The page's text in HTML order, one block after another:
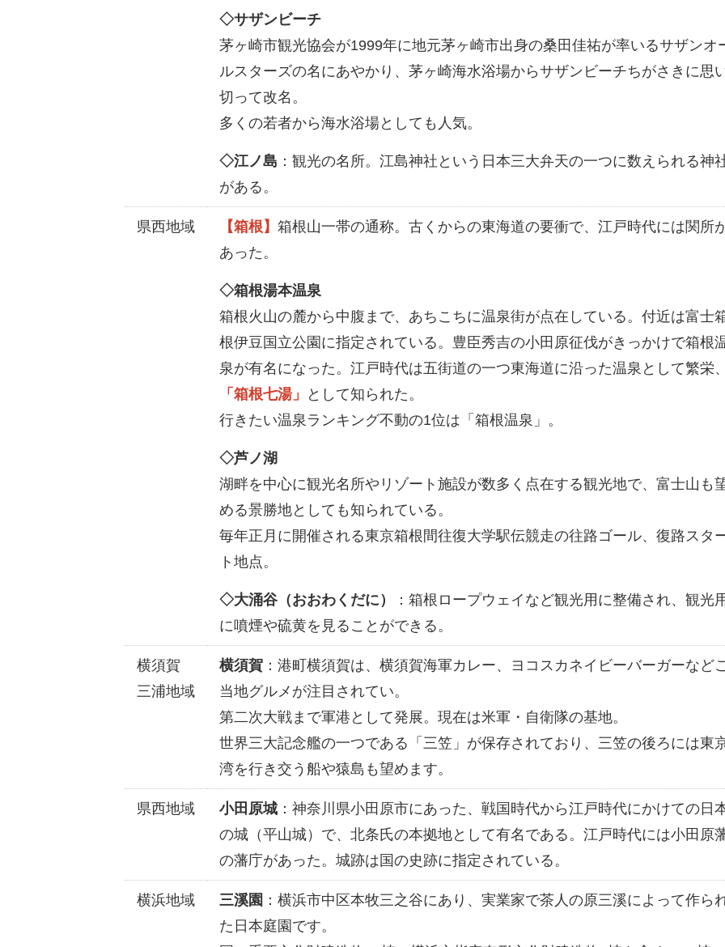
◇サザンビーチ
茅ヶ崎市観光協会が1999年に地元茅ヶ崎市出身の桑田佳祐が率いるサザンオ
ルスターズの名にあやかり、茅ヶ崎海水浴場からサザンビーチちがさきに思
切って改名。
多くの若者から海水浴場としても人気。
◇江ノ島 ：観光の名所。江島神社という日本三大弁天の一つに数えられる神
がある。
県西地域 【箱根】 箱根山一帯の通称。古くからの東海道の要衝で、江戸時代には関所
あった。
◇箱根湯本温泉
箱根火山の麓から中腹まで、あちこちに温泉街が点在している。付近は富士
根伊豆国立公園に指定されている。豊臣秀吉の小田原征伐がきっかけで箱根
泉が有名になった。江戸時代は五街道の一つ東海道に沿った温泉として繁栄
「箱根七湯」
として知られた。
行きたい温泉ランキング不動の1位は「箱根温泉」。
◇芦ノ湖
湖畔を中心に観光名所やリゾート施設が数多く点在する観光地で、富士山も
める景勝地としても知られている。
毎年正月に開催される東京箱根間往復大学駅伝競走の往路ゴール、復路スタ
ト地点。
◇大涌谷（おおわくだに）
：箱根ロープウェイなど観光用に整備され、観光
に噴煙や硫黄を見ることができる。
横須賀
三浦地域
横須賀 ：港町横須賀は、横須賀海軍カレー、ヨコスカネイビーバーガーなど
当地グルメが注目されてい。
第二次大戦まで軍港として発展。現在は米軍・自衛隊の基地。
世界三大記念艦の一つである「三笠」が保存されており、三笠の後ろには東
湾を行き交う船や猿島も望めます。
県西地域 小田原城 ：神奈川県小田原市にあった、戦国時代から江戸時代にかけての日
の城（平山城）で、北条氏の本拠地として有名である。江戸時代には小田原
の藩庁があった。城跡は国の史跡に指定されている。
横浜地域 三溪園 ：横浜市中区本牧三之谷にあり、実業家で茶人の原三溪によって作ら
た日本庭園です。